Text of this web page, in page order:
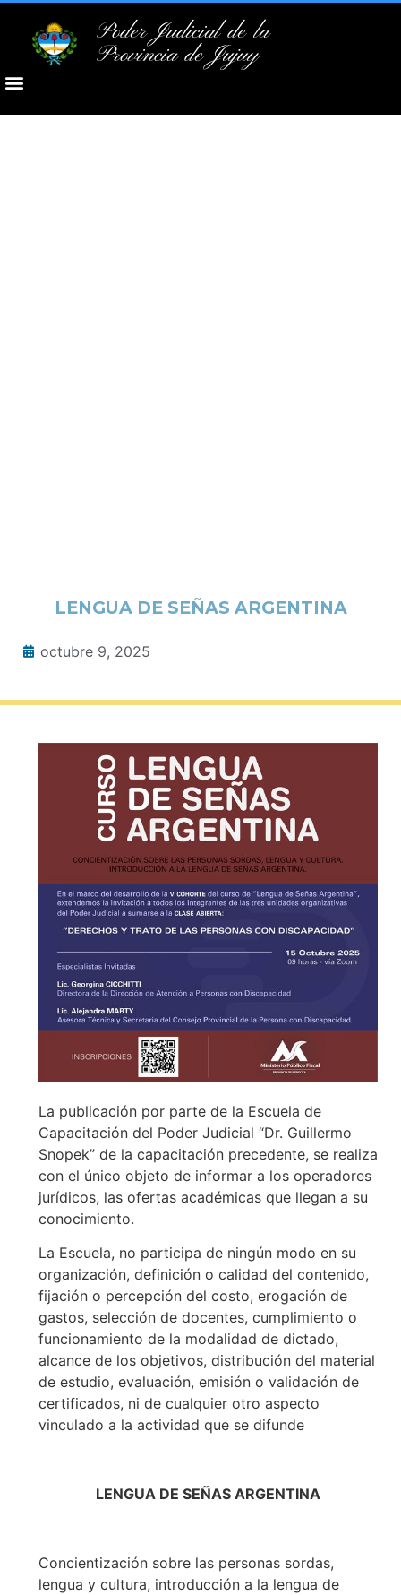
Poder Judicial de la
Provincia de Jujuy
LENGUA DE SEÑAS ARGENTINA
octubre 9, 2025
La publicación por parte de la Escuela de
Capacitación del Poder Judicial “Dr. Guillermo
Snopek” de la capacitación precedente, se realiza
con el único objeto de informar a los operadores
jurídicos, las ofertas académicas que llegan a su
conocimiento.
La Escuela, no participa de ningún modo en su
organización, definición o calidad del contenido,
fijación o percepción del costo, erogación de
gastos, selección de docentes, cumplimiento o
funcionamiento de la modalidad de dictado,
alcance de los objetivos, distribución del material
de estudio, evaluación, emisión o validación de
certificados, ni de cualquier otro aspecto
vinculado a la actividad que se difunde
LENGUA DE SEÑAS ARGENTINA
Concientización sobre las personas sordas,
lengua y cultura, introducción a la lengua de